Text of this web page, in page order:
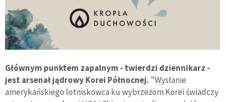
Głównym punktem zapalnym - twierdzi dziennikarz -
jest arsenał jądrowy Korei Północnej. "Wysłanie
amerykańskiego lotniskowca ku wybrzeżom Korei świadczy